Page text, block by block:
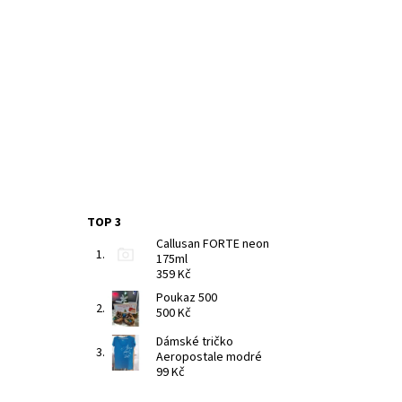
TOP 3
Callusan FORTE neon
175ml
359 Kč
Poukaz 500
500 Kč
Dámské tričko
Aeropostale modré
99 Kč